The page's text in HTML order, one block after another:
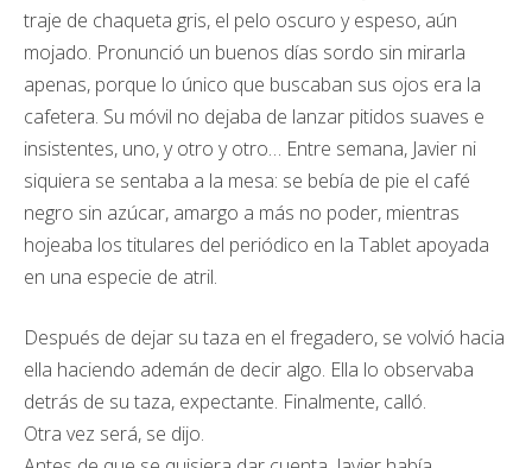
traje de chaqueta gris, el pelo oscuro y espeso, aún
mojado. Pronunció un buenos días sordo sin mirarla
apenas, porque lo único que buscaban sus ojos era la
cafetera. Su móvil no dejaba de lanzar pitidos suaves e
insistentes, uno, y otro y otro… Entre semana, Javier ni
siquiera se sentaba a la mesa: se bebía de pie el café
negro sin azúcar, amargo a más no poder, mientras
hojeaba los titulares del periódico en la Tablet apoyada
en una especie de atril.
Después de dejar su taza en el fregadero, se volvió hacia
ella haciendo ademán de decir algo. Ella lo observaba
detrás de su taza, expectante. Finalmente, calló.
Otra vez será, se dijo.